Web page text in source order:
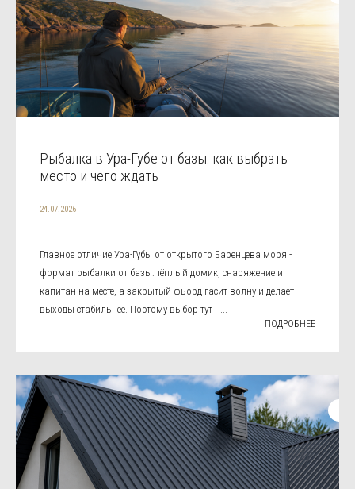
Рыбалка в Ура-Губе от базы: как выбрать
место и чего ждать
24.07.2026
Главное отличие Ура-Губы от открытого Баренцева моря -
формат рыбалки от базы: тёплый домик, снаряжение и
капитан на месте, а закрытый фьорд гасит волну и делает
выходы стабильнее. Поэтому выбор тут н...
ПОДРОБНЕЕ